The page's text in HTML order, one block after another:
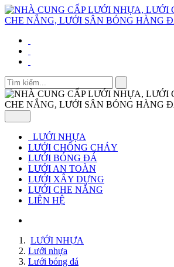
LƯỚI NHỰA
LƯỚI CHỐNG CHÁY
LƯỚI BÓNG ĐÁ
LƯỚI AN TOÀN
LƯỚI XÂY DỰNG
LƯỚI CHE NẮNG
LIÊN HỆ
LƯỚI NHỰA
Lưới nhựa
Lưới bóng đá